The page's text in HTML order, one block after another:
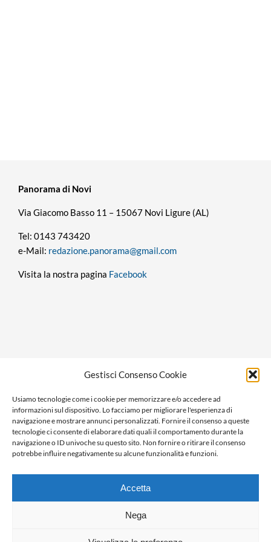
Gestisci Consenso Cookie
Usiamo tecnologie come i cookie per memorizzare e/o accedere ad
informazioni sul dispositivo. Lo facciamo per migliorare l'esperienza di
navigazione e mostrare annunci personalizzati. Fornire il consenso a queste
tecnologie ci consente di elaborare dati quali il comportamento durante la
navigazione o ID univoche su questo sito. Non fornire o ritirare il consenso
potrebbe influire negativamente su alcune funzionalità e funzioni.
Accetta
Nega
Panorama di Novi
Via Giacomo Basso 11 – 15067 Novi Ligure (AL)
Tel: 0143 743420
e-Mail: redazione.panorama@gmail.com
Visita la nostra pagina Facebook
Ragione sociale: Panorama S.r.l.
C.F. / P.IVA: 01058470061
N. REA: AL-138981
Capitale Versato € 10.000,00